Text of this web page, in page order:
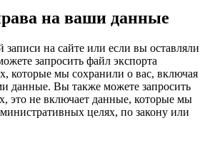
на ваши данные
на сайте или если вы оставляли
запросить файл экспорта
которые мы сохранили о вас, включая
данные. Вы также можете запросить
это не включает данные, которые мы
целях, по закону или